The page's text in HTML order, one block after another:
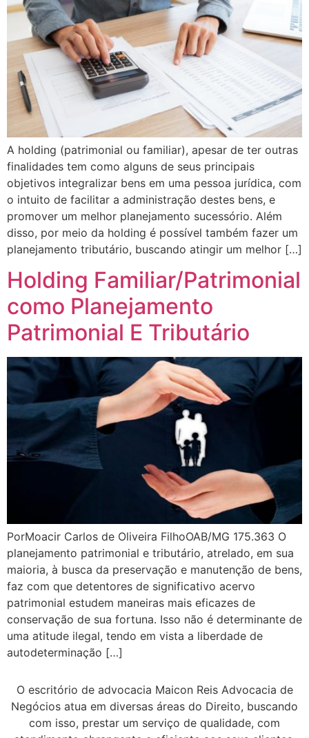
A holding (patrimonial ou familiar), apesar de ter outras
finalidades tem como alguns de seus principais
objetivos integralizar bens em uma pessoa jurídica, com
o intuito de facilitar a administração destes bens, e
promover um melhor planejamento sucessório. Além
disso, por meio da holding é possível também fazer um
planejamento tributário, buscando atingir um melhor […]
Holding Familiar/Patrimonial
como Planejamento
Patrimonial E Tributário
PorMoacir Carlos de Oliveira FilhoOAB/MG 175.363 O
planejamento patrimonial e tributário, atrelado, em sua
maioria, à busca da preservação e manutenção de bens,
faz com que detentores de significativo acervo
patrimonial estudem maneiras mais eficazes de
conservação de sua fortuna. Isso não é determinante de
uma atitude ilegal, tendo em vista a liberdade de
autodeterminação […]
O escritório de advocacia Maicon Reis Advocacia de
Negócios atua em diversas áreas do Direito, buscando
com isso, prestar um serviço de qualidade, com